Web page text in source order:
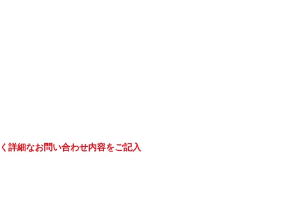
詳細なお問い合わせ内容をご記入